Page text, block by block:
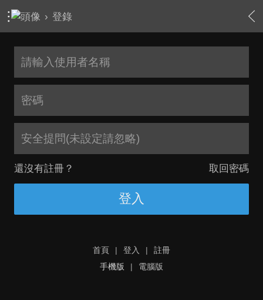
› 登錄
安全提問(未設定請忽略)
還沒有註冊？ 取回密碼
登入
首頁 | 登入 |
註冊
手機版
| 電腦版